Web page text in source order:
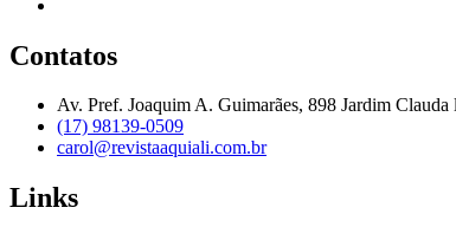
Contatos
Av. Pref. Joaquim A. Guimarães, 898 Jardim
(17) 98139-0509
carol@revistaaquiali.com.br
Links